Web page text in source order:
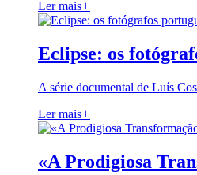
Ler mais+
Eclipse: os
A série documental de Luís
Ler mais+
«A Prodigiosa